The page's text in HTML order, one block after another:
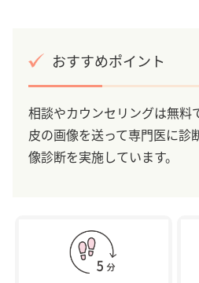
おすすめポイント
相談やカウンセリングは無料
皮の画像を送って専門医に診
像診断を実施しています。